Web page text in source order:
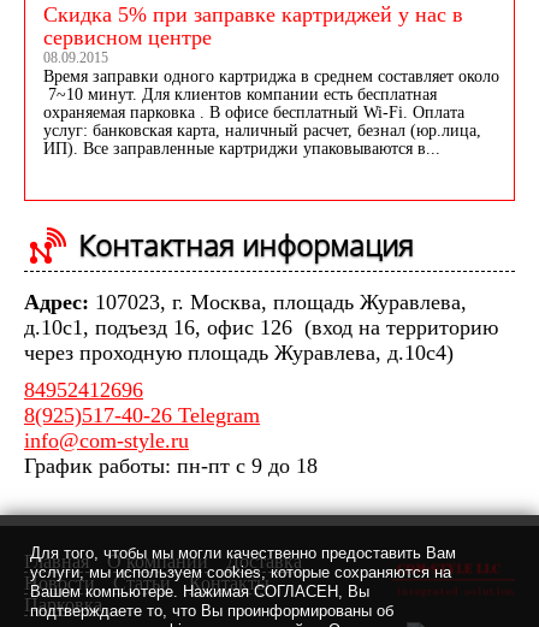
Для того, чтобы мы могли качественно предоставить Вам
услуги, мы используем cookies, которые сохраняются на
Вашем компьютере. Нажимая СОГЛАСЕН, Вы
подтверждаете то, что Вы проинформированы об
Скидка 5% при заправке картриджей у нас в
сервисном центре
08.09.2015
Время заправки одного картриджа в среднем составляет около
7~10 минут. Для клиентов компании есть бесплатная
охраняемая парковка . В офисе бесплатный Wi-Fi. Оплата
услуг: банковская карта, наличный расчет, безнал (юр.лица,
ИП). Все заправленные картриджи упаковываются в...
Контактная информация
Адрес: 107023, г. Москва, площадь Журавлева,
д.10с1, подъезд 16, офис 126 (вход на территорию
через проходную площадь Журавлева, д.10с4)
84952412696
8(925)517-40-26 Telegram
info@com-style.ru
График работы: пн-пт с 9 до 18
Главная О компании
Доставка
Новости
Статьи
Контакты
Парковка